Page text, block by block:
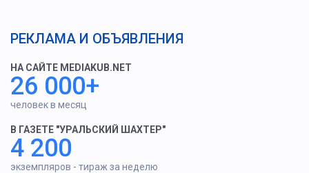
РЕКЛАМА И ОБЪЯВЛЕНИЯ
НА САЙТЕ MEDIAKUB.NET
26 000+
человек в месяц
В ГАЗЕТЕ "УРАЛЬСКИЙ ШАХТЕР"
4 200
экземпляров - тираж за неделю